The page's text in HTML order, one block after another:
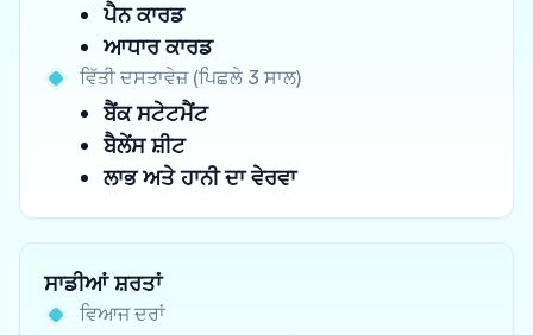
ਪੈਨ ਕਾਰਡ
ਆਧਾਰ ਕਾਰਡ
ਵਿੱਤੀ ਦਸਤਾਵੇਜ਼ (ਪਿਛਲੇ 3 ਸਾਲ)
ਬੈਂਕ ਸਟੇਟਮੈਂਟ
ਬੈਲੇਂਸ ਸ਼ੀਟ
ਲਾਭ ਅਤੇ ਹਾਨੀ ਦਾ ਵੇਰਵਾ
ਸਾਡੀਆਂ ਸ਼ਰਤਾਂ
ਵਿਆਜ ਦਰਾਂ